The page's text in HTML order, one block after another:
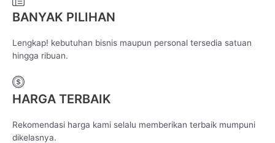
BANYAK PILIHAN
Lengkap! kebutuhan bisnis maupun personal tersedia satuan
hingga ribuan.
HARGA TERBAIK
Rekomendasi harga kami selalu memberikan terbaik mumpuni
dikelasnya.